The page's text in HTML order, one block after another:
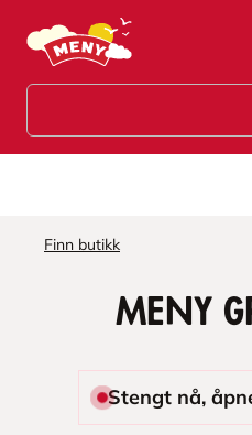
Hopp til hovedinnhold
Finn butikk
MENY
Stengt nå,